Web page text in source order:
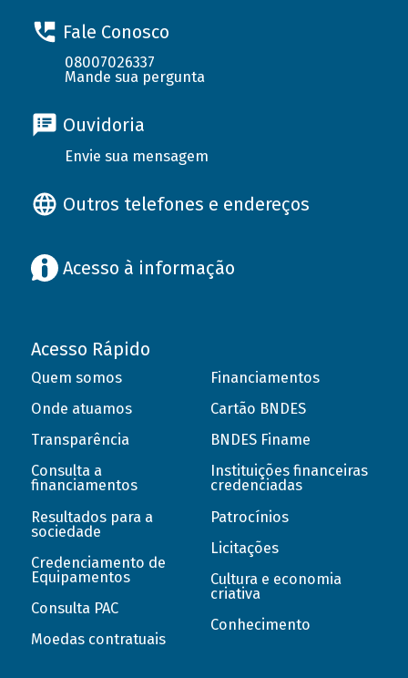
Fale Conosco
08007026337
Mande sua pergunta
Ouvidoria
Envie sua mensagem
Outros telefones e endereços
Acesso à informação
Acesso Rápido
Quem somos
Onde atuamos
Transparência
Consulta a
financiamentos
Resultados para a
sociedade
Credenciamento de
Equipamentos
Consulta PAC
Moedas contratuais
Financiamentos
Cartão BNDES
BNDES Finame
Instituições financeiras
credenciadas
Patrocínios
Licitações
Cultura e economia
criativa
Conhecimento